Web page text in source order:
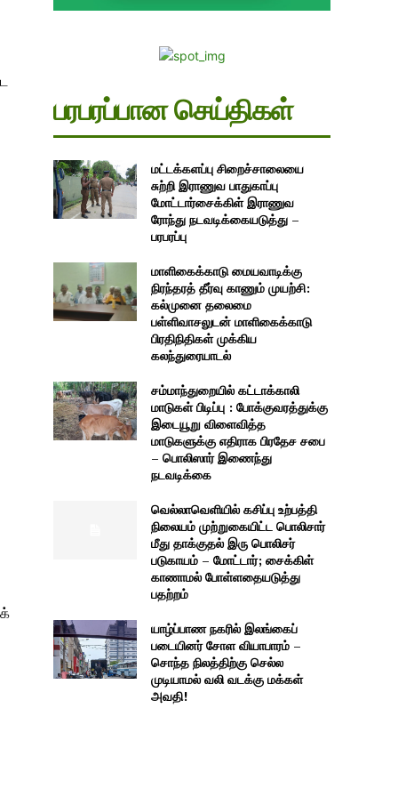
பரபரப்பான செய்திகள்
மட்டக்களப்பு சிறைச்சாலையை
சுற்றி இராணுவ பாதுகாப்பு
மோட்டார்சைக்கிள் இராணுவ
ரோந்து நடவடிக்கையடுத்து –
பரபரப்பு
மாளிகைக்காடு மையவாடிக்கு
நிரந்தரத் தீர்வு காணும் முயற்சி:
கல்முனை தலைமை
பள்ளிவாசலுடன் மாளிகைக்காடு
பிரதிநிதிகள் முக்கிய
கலந்துரையாடல்
சம்மாந்துறையில் கட்டாக்காலி
மாடுகள் பிடிப்பு : போக்குவரத்துக்கு
இடையூறு விளைவித்த
மாடுகளுக்கு எதிராக பிரதேச சபை
– பொலிஸார் இணைந்து
நடவடிக்கை
வெல்லாவெளியில் கசிப்பு உற்பத்தி
நிலையம் முற்றுகையிட்ட பொலிசார்
மீது தாக்குதல் இரு பொலிசர்
படுகாயம் – மோட்டார்; சைக்கிள்
காணாமல் போள்ளதையடுத்து
பதற்றம்
யாழ்ப்பாண நகரில் இலங்கைப்
படையினர் சோள வியாபாரம் –
சொந்த நிலத்திற்கு செல்ல
முடியாமல் வலி வடக்கு மக்கள்
அவதி!